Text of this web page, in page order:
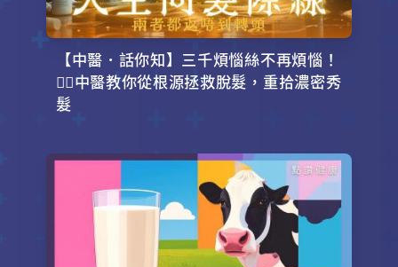
【中醫．話你知】三千煩惱絲不再煩惱！
💇‍♂️中醫教你從根源拯救脫髮，重拾濃密秀
髮